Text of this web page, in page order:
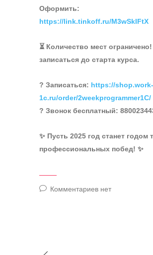
Оформить:
https://link.tinkoff.ru/M3wSkIFtX
⏳ Количество мест
записаться до старта курса.
? Записаться: https://shop.work-
1c.ru/order/2weekprogrammer1C/
? Звонок бесплатный:
✨ Пусть 2025 год станет годом
профессиональных побед! ✨
Комментариев нет